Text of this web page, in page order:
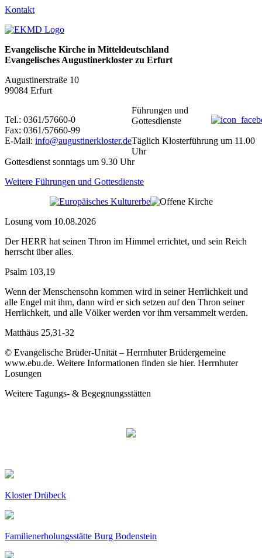
Kontakt
Evangelische Kirche in Mitteldeutschland
Evangelisches Augustinerkloster zu Erfurt
Augustinerstraße 10
99084 Erfurt
Tel.: 0361/57660-0
Fax: 0361/57660-99
E-Mail: info@augustinerkloster.de
Führungen und
Gottesdienste
Täglich Klosterführung um 11.00
Uhr
Gottesdienst sonntags um 9.30 Uhr
Weitere Führungen und Gottesdienste
Losung vom 10.08.2026
Der HERR hat seinen Thron im Himmel errichtet, und sein Reich
herrscht über alles.
Psalm 103,19
Wenn der Menschensohn kommen wird in seiner Herrlichkeit und
alle Engel mit ihm, dann wird er sich setzen auf den Thron seiner
Herrlichkeit, und alle Völker werden vor ihm versammelt werden.
Matthäus 25,31-32
© Evangelische Brüder-Unität – Herrnhuter Brüdergemeine
www.ebu.de. Weitere Informationen finden sie hier. Herrnhuter
Losungen
Weitere Tagungs- & Begegnungsstätten
Kloster Drübeck
Familienerholungsstätte Burg Bodenstein